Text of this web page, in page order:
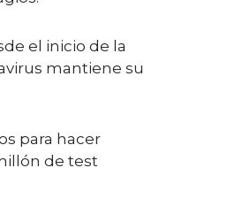
el inicio de la
mantiene su
para hacer
de test